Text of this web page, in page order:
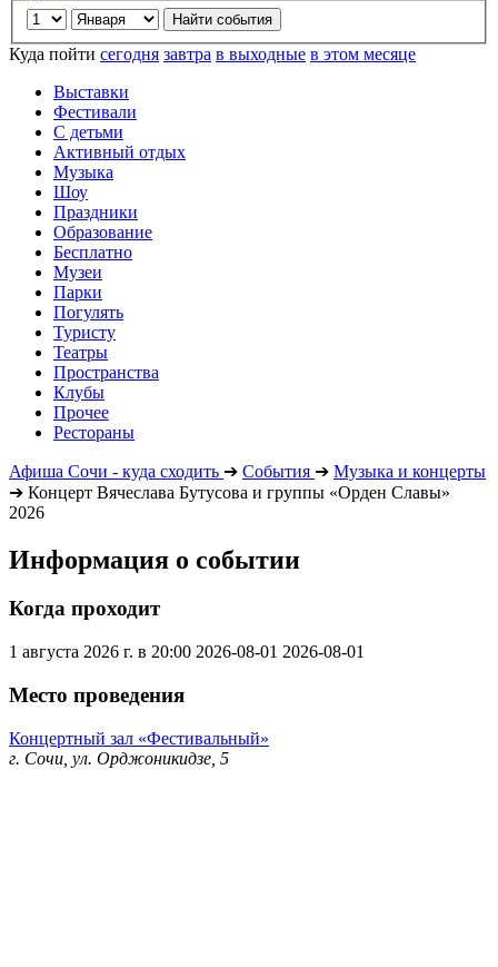
Куда пойти сегодня завтра в выходные в этом месяце
Выставки
Фестивали
С детьми
Активный отдых
Музыка
Шоу
Праздники
Образование
Бесплатно
Музеи
Парки
Погулять
Туристу
Театры
Пространства
Клубы
Прочее
Рестораны
Афиша Сочи - куда сходить ➔ События ➔ Музыка и концерты
➔ Концерт Вячеслава Бутусова и группы «Орден Славы»
2026
Информация о событии
Когда проходит
1 августа 2026 г. в 20:00 2026-08-01 2026-08-01
Место проведения
Концертный зал «Фестивальный»
г. Сочи, ул. Орджоникидзе, 5